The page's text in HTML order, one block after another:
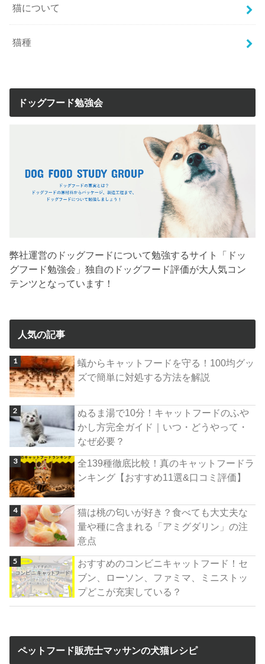
猫について
猫種
ドッグフード勉強会
弊社運営のドッグフードについて勉強するサイト「ドッ
グフード勉強会」独自のドッグフード評価が大人気コン
テンツとなっています！
人気の記事
蟻からキャットフードを守る！100均グッ
ズで簡単に対処する方法を解説
ぬるま湯で10分！キャットフードのふや
かし方完全ガイド｜いつ・どうやって・
なぜ必要？
全139種徹底比較！真のキャットフードラ
ンキング【おすすめ11選&口コミ評価】
猫は桃の匂いが好き？食べても大丈夫な
量や種に含まれる「アミグダリン」の注
意点
おすすめのコンビニキャットフード！セ
ブン、ローソン、ファミマ、ミニストッ
プどこが充実している？
ペットフード販売士マッサンの犬猫レシピ